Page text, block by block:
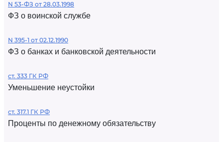
N 53-ФЗ от 28.03.1998
ФЗ о воинской службе
N 395-1 от 02.12.1990
ФЗ о банках и банковской деятельности
ст. 333 ГК РФ
Уменьшение неустойки
ст. 317.1 ГК РФ
Проценты по денежному обязательству